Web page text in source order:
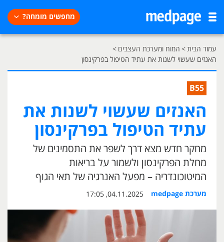
מחפשים מומחה?
עמוד הבית> המוח ומערכת העצבים >
האנזים שעשוי לשנות את עתיד הטיפול בפרקינסון
B55
האנזים שעשוי לשנות את
עתיד הטיפול בפרקינסון
מחקר חדש מצא דרך לשפר את התסמינים של
מחלת הפרקינסון ולשמור על בריאות
המיטוכונדריה – מפעל האנרגיה של תאי הגוף
מערכת medpage 04.11.2025, 17:05